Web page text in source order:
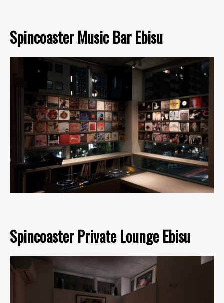
Spincoaster Music Bar Ebisu
Spincoaster Private Lounge Ebisu